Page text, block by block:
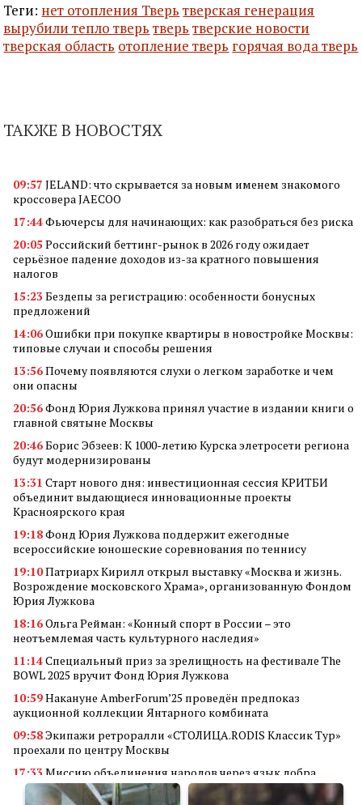
Теги: нет отопления Тверь тверская генерация
вырубили тепло тверь тверь тверские новости
тверская область отопление тверь горячая вода тверь
ТАКЖЕ В НОВОСТЯХ
09:57 JELAND: что скрывается за новым именем знакомого
кроссовера JAECOO
17:44Фьючерсы для начинающих: как разобраться без риска
20:05Российский беттинг-рынок в 2026 году ожидает
серьёзное падение доходов из-за кратного повышения
налогов
15:23Бездепы за регистрацию: особенности бонусных
предложений
14:06Ошибки при покупке квартиры в новостройке Москвы:
типовые случаи и способы решения
13:56Почему появляются слухи о легком заработке и чем
они опасны
20:56Фонд Юрия Лужкова принял участие в издании книги о
главной святыне Москвы
20:46Борис Эбзеев: К 1000-летию Курска элетросети региона
будут модернизированы
13:31 Старт нового дня: инвестиционная сессия КРИТБИ
объединит выдающиеся инновационные проекты
Красноярского края
19:18Фонд Юрия Лужкова поддержит ежегодные
всероссийские юношеские соревнования по теннису
19:10Патриарх Кирилл открыл выставку «Москва и жизнь.
Возрождение московского Храма», организованную Фондом
Юрия Лужкова
18:16Ольга Рейман: «Конный спорт в России – это
неотъемлемая часть культурного наследия»
11:14Специальный приз за зрелищность на фестивале The
BOWL 2025 вручит Фонд Юрия Лужкова
10:59Накануне AmberForum’25 проведён предпоказ
аукционной коллекции Янтарного комбината
09:58Экипажи ретроралли «СТОЛИЦА.RODIS Классик Тур»
проехали по центру Москвы
17:33Миссию объединения народов через язык добра
реализует кинофестиваль «В кругу семьи»